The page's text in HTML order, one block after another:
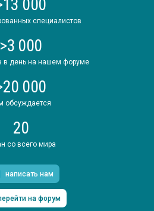
000
специалистов
>3 000
в день на нашем форуме
000
обсуждается
20
со всего мира
написать нам
на форум